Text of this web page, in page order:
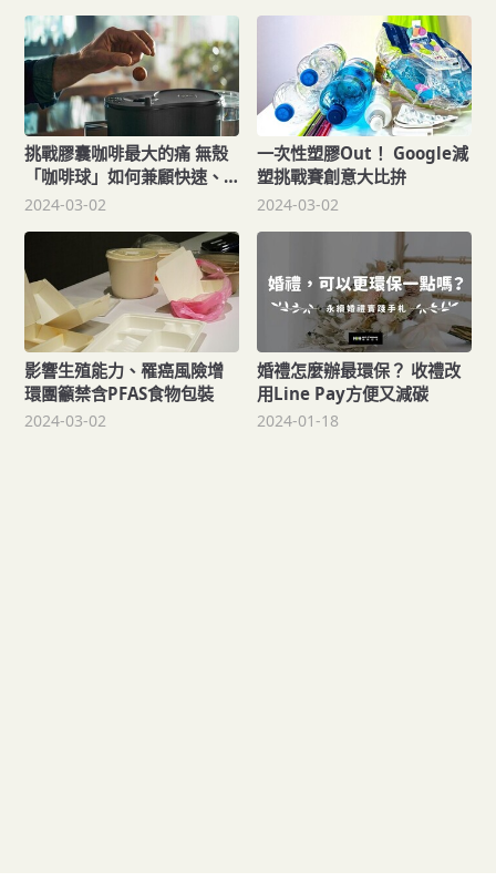
挑戰膠囊咖啡最大的痛 無殼
「咖啡球」如何兼顧快速、
風味、零廢棄
2024-03-02
一次性塑膠Out！ Google減
塑挑戰賽創意大比拚
2024-03-02
影響生殖能力、罹癌風險增
環團籲禁含PFAS食物包裝
2024-03-02
婚禮怎麼辦最環保？ 收禮改
用Line Pay方便又減碳
2024-01-18